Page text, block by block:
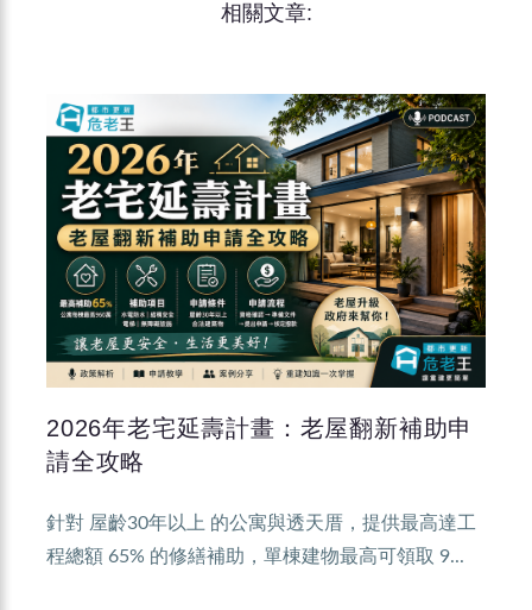
相關文章:
2026年老宅延壽計畫：老屋翻新補助申
請全攻略
針對 屋齡30年以上 的公寓與透天厝，提供最高達工
程總額 65% 的修繕補助，單棟建物最高可領取 9...